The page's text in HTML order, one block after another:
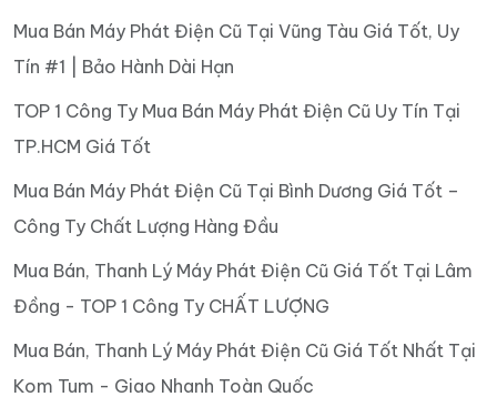
Mua Bán Máy Phát Điện Cũ Tại Vũng Tàu Giá Tốt, Uy
Tín #1 | Bảo Hành Dài Hạn
TOP 1 Công Ty Mua Bán Máy Phát Điện Cũ Uy Tín Tại
TP.HCM Giá Tốt
Mua Bán Máy Phát Điện Cũ Tại Bình Dương Giá Tốt –
Công Ty Chất Lượng Hàng Đầu
Mua Bán, Thanh Lý Máy Phát Điện Cũ Giá Tốt Tại Lâm
Đồng - TOP 1 Công Ty CHẤT LƯỢNG
Mua Bán, Thanh Lý Máy Phát Điện Cũ Giá Tốt Nhất Tại
Kom Tum - Giao Nhanh Toàn Quốc